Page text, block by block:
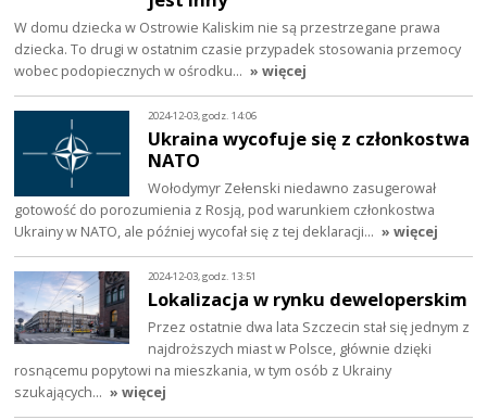
W domu dziecka w Ostrowie Kaliskim nie są przestrzegane prawa
dziecka. To drugi w ostatnim czasie przypadek stosowania przemocy
wobec podopiecznych w ośrodku… » więcej
2024-12-03, godz. 14:06
Ukraina wycofuje się z członkostwa
NATO
Wołodymyr Zełenski niedawno zasugerował
gotowość do porozumienia z Rosją, pod warunkiem członkostwa
Ukrainy w NATO, ale później wycofał się z tej deklaracji… » więcej
2024-12-03, godz. 13:51
Lokalizacja w rynku deweloperskim
Przez ostatnie dwa lata Szczecin stał się jednym z
najdroższych miast w Polsce, głównie dzięki
rosnącemu popytowi na mieszkania, w tym osób z Ukrainy
szukających… » więcej